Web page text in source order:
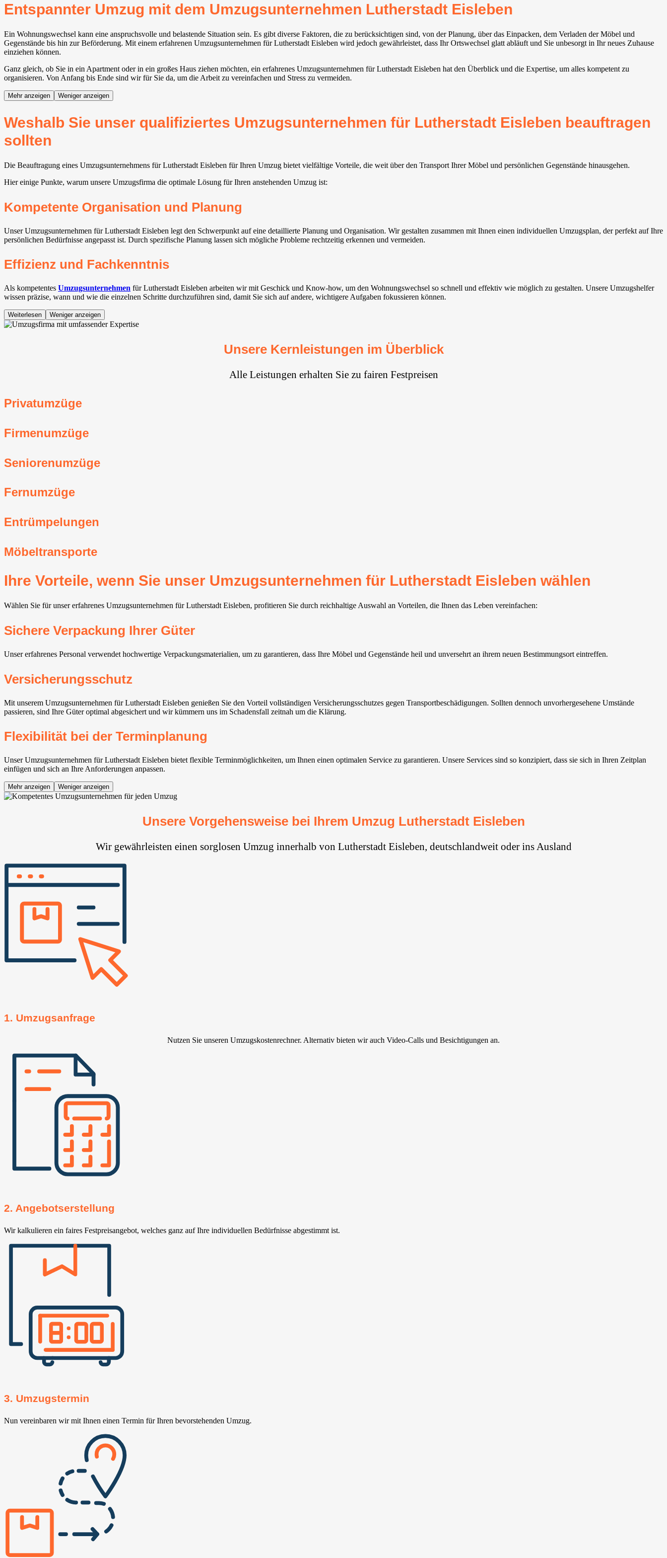
Entspannter Umzug mit dem Umzugsunternehmen Lutherstadt Eisleben
Ein Wohnungswechsel kann eine anspruchsvolle und belastende Situation sein. Es gibt diverse Faktoren, die zu berücksichtigen sind, von der Planung, über das Einpacken, dem Verladen der Möbel und
Gegenstände bis hin zur Beförderung. Mit einem erfahrenen Umzugsunternehmen für Lutherstadt Eisleben wird jedoch gewährleistet, dass Ihr Ortswechsel glatt abläuft und Sie unbesorgt in Ihr neues Zuhause
einziehen können.
Ganz gleich, ob Sie in ein Apartment oder in ein großes Haus ziehen möchten, ein erfahrenes Umzugsunternehmen für Lutherstadt Eisleben hat den Überblick und die Expertise, um alles kompetent zu
organisieren. Von Anfang bis Ende sind wir für Sie da, um die Arbeit zu vereinfachen und Stress zu vermeiden.
Mehr anzeigen Weniger anzeigen
Weshalb Sie unser qualifiziertes Umzugsunternehmen für Lutherstadt Eisleben beauftragen
sollten
Die Beauftragung eines Umzugsunternehmens für Lutherstadt Eisleben für Ihren Umzug bietet vielfältige Vorteile, die weit über den Transport Ihrer Möbel und persönlichen Gegenstände hinausgehen.
Hier einige Punkte, warum unsere Umzugsfirma die optimale Lösung für Ihren anstehenden Umzug ist:
Kompetente Organisation und Planung
Unser Umzugsunternehmen für Lutherstadt Eisleben legt den Schwerpunkt auf eine detaillierte Planung und Organisation. Wir gestalten zusammen mit Ihnen einen individuellen Umzugsplan, der perfekt auf Ihre
persönlichen Bedürfnisse angepasst ist. Durch spezifische Planung lassen sich mögliche Probleme rechtzeitig erkennen und vermeiden.
Effizienz und Fachkenntnis
Als kompetentes Umzugsunternehmen für Lutherstadt Eisleben arbeiten wir mit Geschick und Know-how, um den Wohnungswechsel so schnell und effektiv wie möglich zu gestalten. Unsere Umzugshelfer
wissen präzise, wann und wie die einzelnen Schritte durchzuführen sind, damit Sie sich auf andere, wichtigere Aufgaben fokussieren können.
Weiterlesen Weniger anzeigen
Unsere Kernleistungen im Überblick
Alle Leistungen erhalten Sie zu fairen Festpreisen
Privatumzüge
Firmenumzüge
Seniorenumzüge
Fernumzüge
Entrümpelungen
Möbeltransporte
Ihre Vorteile, wenn Sie unser Umzugsunternehmen für Lutherstadt Eisleben wählen
Wählen Sie für unser erfahrenes Umzugsunternehmen für Lutherstadt Eisleben, profitieren Sie durch reichhaltige Auswahl an Vorteilen, die Ihnen das Leben vereinfachen:
Sichere Verpackung Ihrer Güter
Unser erfahrenes Personal verwendet hochwertige Verpackungsmaterialien, um zu garantieren, dass Ihre Möbel und Gegenstände heil und unversehrt an ihrem neuen Bestimmungsort eintreffen.
Versicherungsschutz
Mit unserem Umzugsunternehmen für Lutherstadt Eisleben genießen Sie den Vorteil vollständigen Versicherungsschutzes gegen Transportbeschädigungen. Sollten dennoch unvorhergesehene Umstände
passieren, sind Ihre Güter optimal abgesichert und wir kümmern uns im Schadensfall zeitnah um die Klärung.
Flexibilität bei der Terminplanung
Unser Umzugsunternehmen für Lutherstadt Eisleben bietet flexible Terminmöglichkeiten, um Ihnen einen optimalen Service zu garantieren. Unsere Services sind so konzipiert, dass sie sich in Ihren Zeitplan
einfügen und sich an Ihre Anforderungen anpassen.
Mehr anzeigen Weniger anzeigen
Unsere Vorgehensweise bei Ihrem Umzug Lutherstadt Eisleben
Wir gewährleisten einen sorglosen Umzug innerhalb von Lutherstadt Eisleben, deutschlandweit oder ins Ausland
1. Umzugsanfrage
Nutzen Sie unseren Umzugskostenrechner. Alternativ bieten wir auch Video-Calls und Besichtigungen an.
2. Angebotserstellung
Wir kalkulieren ein faires Festpreisangebot, welches ganz auf Ihre individuellen Bedürfnisse abgestimmt ist.
3. Umzugstermin
Nun vereinbaren wir mit Ihnen einen Termin für Ihren bevorstehenden Umzug.